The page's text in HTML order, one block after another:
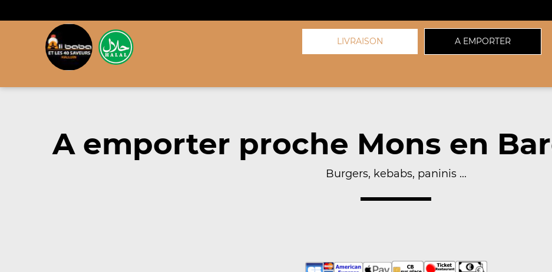
LIVRAISON A EMPORTER
A emporter proche Mons en
Burgers, kebabs, paninis ...